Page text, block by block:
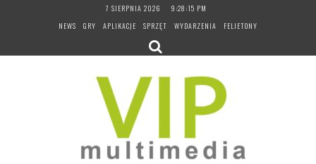
7 SIERPNIA 2026
9:28:17 PM
NEWS
GRY APLIKACJE SPRZĘT WYDARZENIA FELIETONY